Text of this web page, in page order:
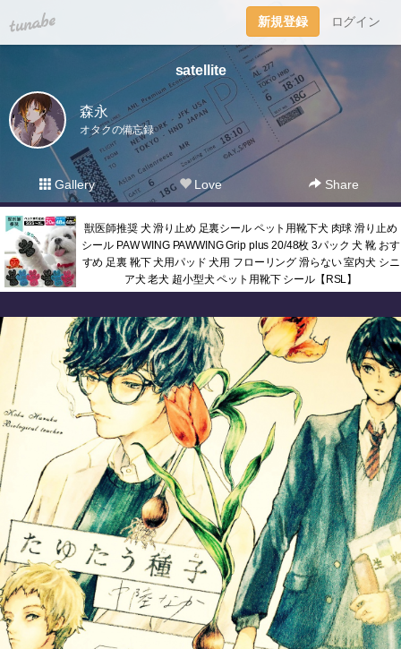
tuna.be 新規登録 ログイン
satellite
森永
オタクの備忘録
Gallery Love Share
獣医師推奨 犬 滑り止め 足裏シール ペット用靴下犬 肉球 滑り止め
シール PAW WING PAWWING Grip plus 20/48枚 3パック 犬 靴 おす
すめ 足裏 靴下 犬用パッド 犬用 フローリング 滑らない 室内犬 シニ
ア犬 老犬 超小型犬 ペット用靴下 シール【RSL】